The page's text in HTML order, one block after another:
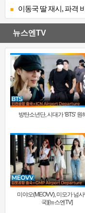
이동국 딸 재시, 파격
뉴스엔TV
방탄소년단, 시대가 ‘BTS’ 원
미야오(MEOVV), 미모가 넘사
국)[뉴스엔TV]